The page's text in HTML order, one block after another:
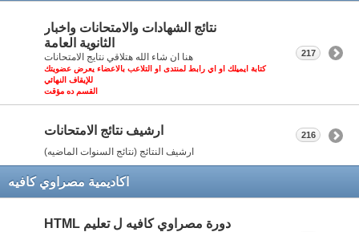
نتائج الشهادات والامتحانات واخبار
الثانوية العامة
هنا ان شاء الله هتلاقي نتايج الامتحانات
كتابة ايميلك او اي رابط لمنتدى او التلاعب بالاعضاء يعرض عضويتك
للإيقاف النهائي
القسم ده مؤقت
217
ارشيف نتائج الامتحانات
ارشيف النتائج (نتائج السنوات الماضيه)
216
اكاديمية مصراوي كافيه
دورة مصراوي كافيه ل تعليم HTML